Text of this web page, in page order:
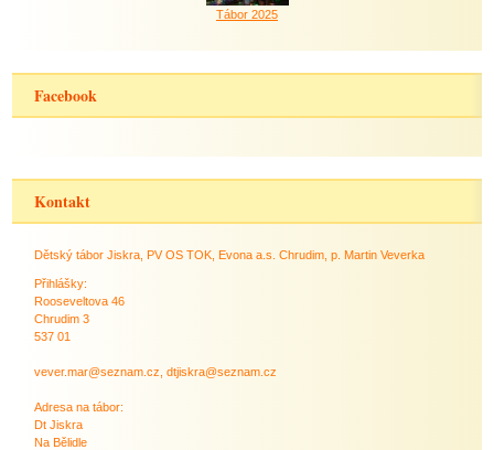
Tábor 2025
Facebook
Kontakt
Dětský tábor Jiskra, PV OS TOK, Evona a.s. Chrudim, p. Martin Veverka
Přihlášky:
Rooseveltova 46
Chrudim 3
537 01
vever.mar@seznam.cz, dtjiskra@seznam.cz
Adresa na tábor:
Dt Jiskra
Na Bělidle